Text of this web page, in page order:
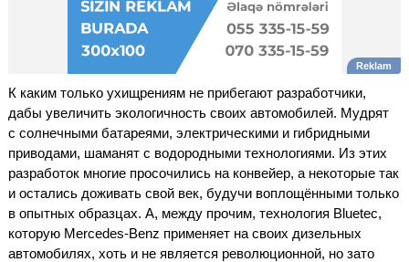
К каким только ухищрениям не прибегают разработчики,
дабы увеличить экологичность своих автомобилей. Мудрят
с солнечными батареями, электрическими и гибридными
приводами, шаманят с водородными технологиями. Из этих
разработок многие просочились на конвейер, а некоторые так
и остались доживать свой век, будучи воплощёнными только
в опытных образцах. А, между прочим, технология Bluetec,
которую Mercedes-Benz применяет на своих дизельных
автомобилях, хоть и не является революционной, но зато